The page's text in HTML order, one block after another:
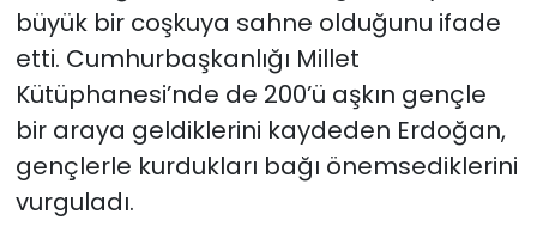
büyük bir coşkuya sahne olduğunu ifade
etti. Cumhurbaşkanlığı Millet
Kütüphanesi’nde de 200’ü aşkın gençle
bir araya geldiklerini kaydeden Erdoğan,
gençlerle kurdukları bağı önemsediklerini
vurguladı.